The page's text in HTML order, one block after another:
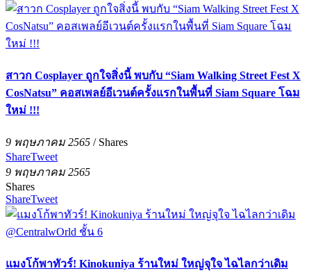
สาวก Cosplayer ถูกใจสิ่งนี้ พบกับ “Siam Walking Street Fest X
CosNatsu” คอสเพลย์อีเวนต์ครั้งแรกในพื้นที่ Siam Square โฉม
ใหม่ !!!
9 พฤษภาคม 2565 / Shares
ShareTweet
9 พฤษภาคม 2565
Shares
ShareTweet
แมงโก้พาทัวร์! Kinokuniya ร้านใหม่ ใหญ่จุใจ ไฉไลกว่าเดิม